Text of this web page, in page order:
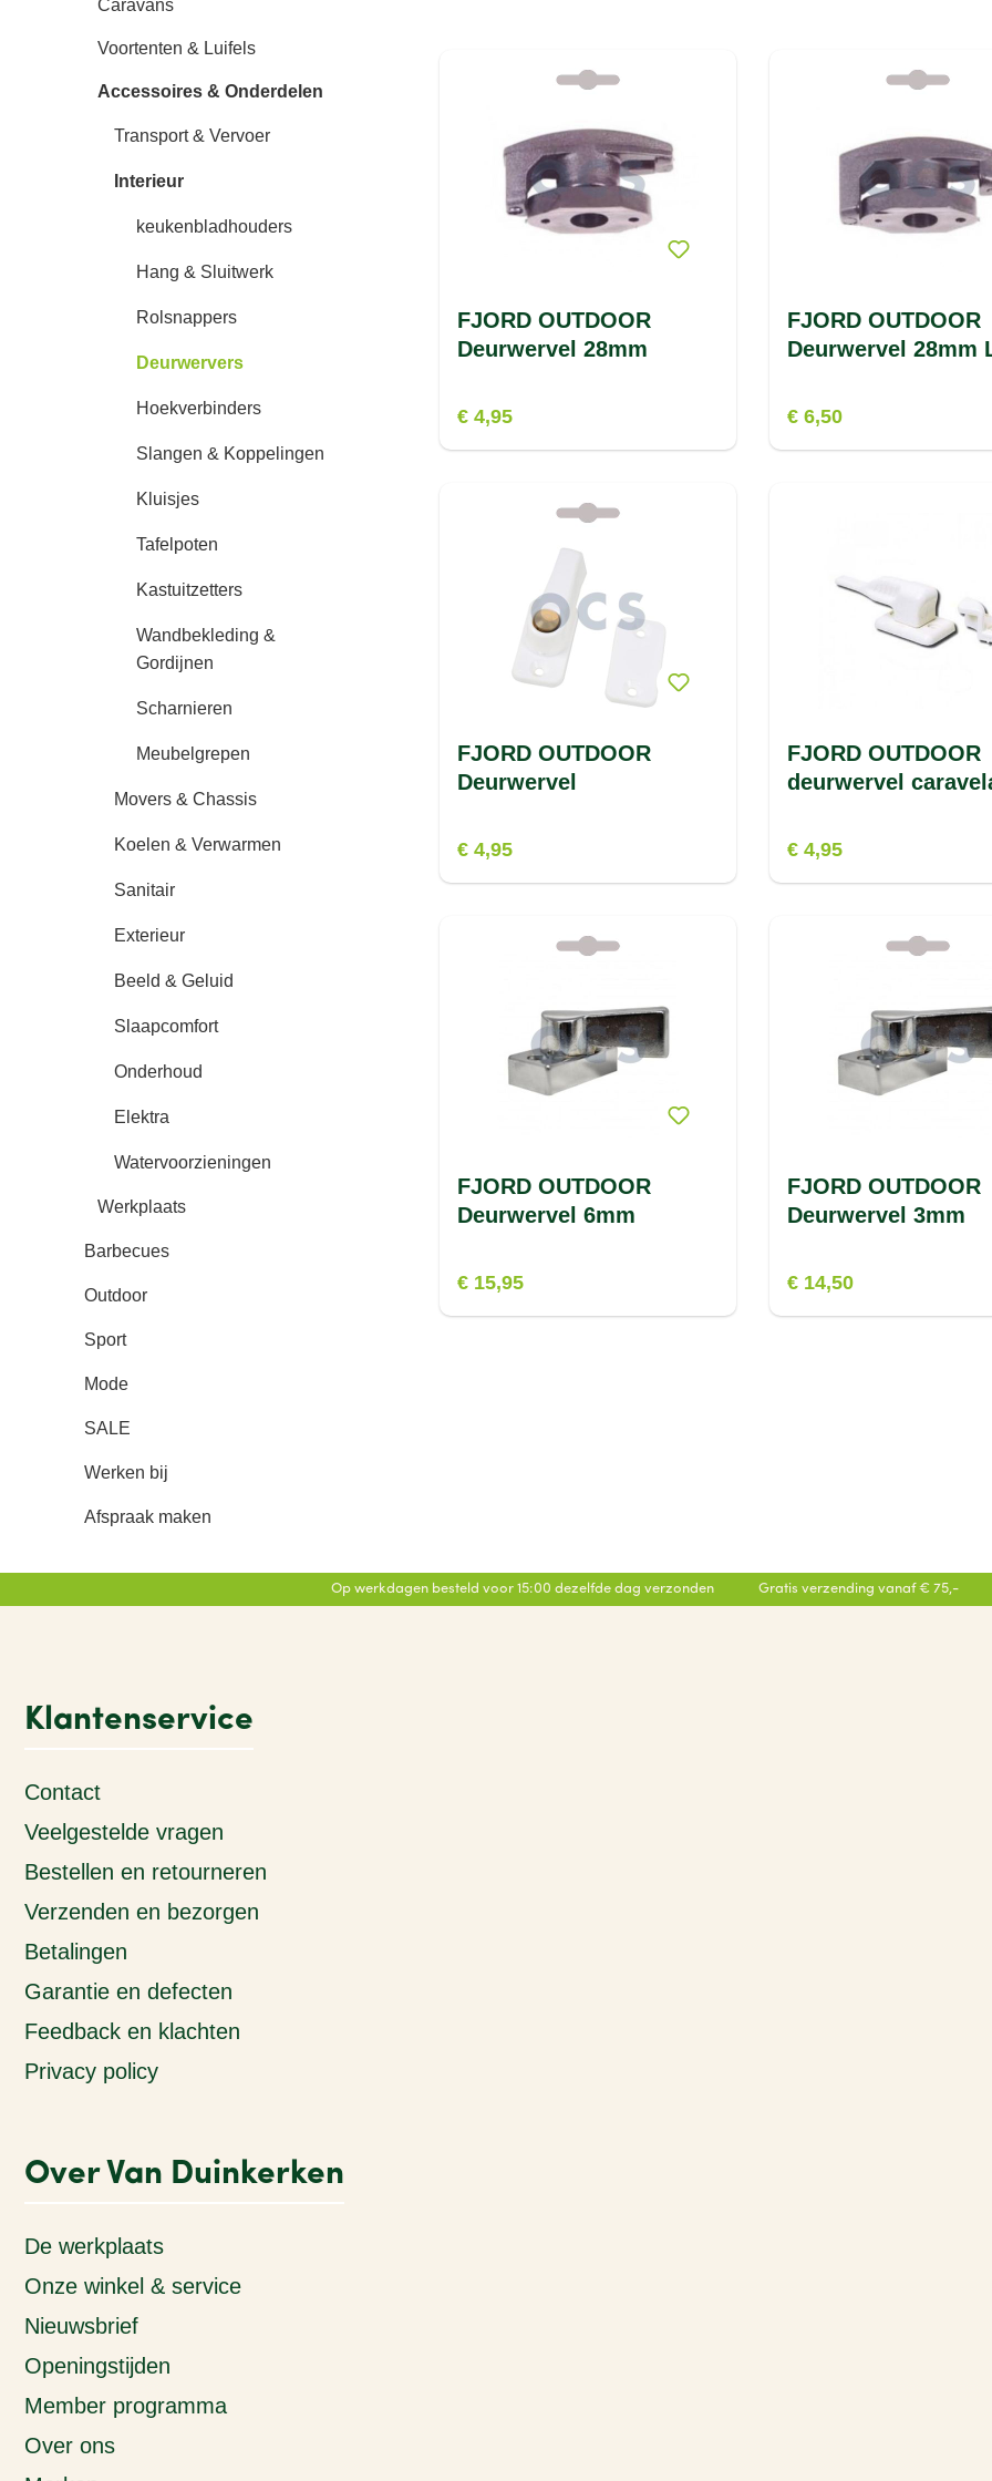
Caravans
Voortenten & Luifels
Accessoires & Onderdelen
Transport & Vervoer
Interieur
keukenbladhouders
Hang & Sluitwerk
Rolsnappers
Deurwervers
Hoekverbinders
Slangen & Koppelingen
Kluisjes
Tafelpoten
Kastuitzetters
Wandbekleding &
Gordijnen
Scharnieren
Meubelgrepen
Movers & Chassis
Koelen & Verwarmen
Sanitair
Exterieur
Beeld & Geluid
Slaapcomfort
Onderhoud
Elektra
Watervoorzieningen
Werkplaats
Barbecues
Outdoor
Sport
Mode
SALE
Werken bij
Afspraak maken
FJORD OUTDOOR
Deurwervel 28mm
€ 4,95
FJORD OUTDOOR
Deurwervel 28mm
€ 6,50
FJORD OUTDOOR
Deurwervel
€ 4,95
FJORD OUTDOOR
deurwervel
€ 4,95
FJORD OUTDOOR
Deurwervel 6mm
€ 15,95
FJORD OUTDOOR
Deurwervel 3mm
€ 14,50
Op werkdagen besteld voor 15:00 dezelfde dag verzonden Gratis verzending vanaf € 75,-
Klantenservice
Contact
Veelgestelde vragen
Bestellen en retourneren
Verzenden en bezorgen
Betalingen
Garantie en defecten
Feedback en klachten
Privacy policy
Over Van Duinkerken
De werkplaats
Onze winkel & service
Nieuwsbrief
Openingstijden
Member programma
Over ons